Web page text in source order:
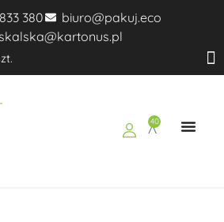
380
biuro@pakuj.eco
40